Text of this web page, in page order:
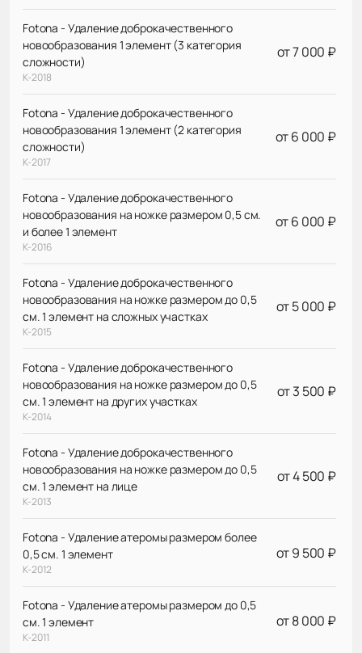
Fotona - Удаление доброкачественного
новообразования 1 элемент (3 категория
сложности)
К-2018
от 7 000 ₽
Fotona - Удаление доброкачественного
новообразования 1 элемент (2 категория
сложности)
К-2017
от 6 000 ₽
Fotona - Удаление доброкачественного
новообразования на ножке размером 0,5 см.
и более 1 элемент
К-2016
от 6 000 ₽
Fotona - Удаление доброкачественного
новообразования на ножке размером до 0,5
см. 1 элемент на сложных участках
К-2015
от 5 000 ₽
Fotona - Удаление доброкачественного
новообразования на ножке размером до 0,5
см. 1 элемент на других участках
К-2014
от 3 500 ₽
Fotona - Удаление доброкачественного
новообразования на ножке размером до 0,5
см. 1 элемент на лице
К-2013
от 4 500 ₽
Fotona - Удаление атеромы размером более
0,5 см. 1 элемент
К-2012
от 9 500 ₽
Fotona - Удаление атеромы размером до 0,5
см. 1 элемент
К-2011
от 8 000 ₽